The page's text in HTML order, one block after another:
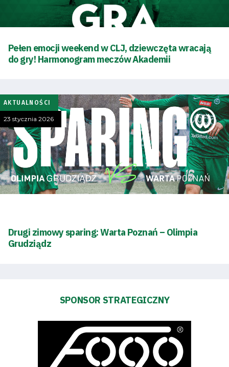
Trybuny
Polityka
prywatności
Regulaminy
Aleja
Warciarzy
Prowizja
transakcyjnych
Pełen emocji weekend w CLJ, dziewczęta wracają
do gry! Harmonogram meczów Akademii
AKTUALNOŚCI
23 stycznia 2026
Drugi zimowy sparing: Warta Poznań – Olimpia
Grudziądz
SPONSOR STRATEGICZNY